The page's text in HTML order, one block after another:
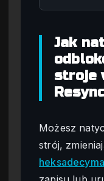
Jak
stroje
Możesz
strój,